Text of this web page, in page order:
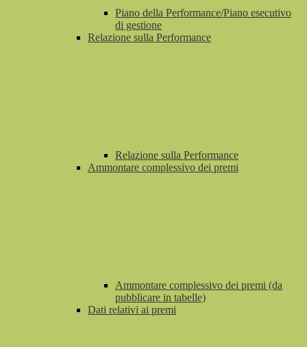
Piano della Performance/Piano esecutivo
di gestione
Relazione sulla Performance
Relazione sulla Performance
Ammontare complessivo dei premi
Ammontare complessivo dei premi (da
pubblicare in tabelle)
Dati relativi ai premi